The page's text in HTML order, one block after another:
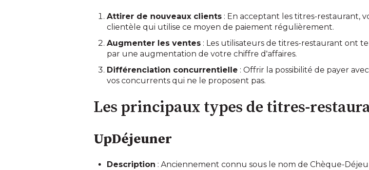
Attirer de nouveaux clients : En acceptant les titres-restaurant,
clientèle qui utilise ce moyen de paiement régulièrement.
Augmenter les ventes : Les utilisateurs de titres-restaurant ont
par une augmentation de votre chiffre d'affaires.
Différenciation concurrentielle : Offrir la possibilité de payer
vos concurrents qui ne le proposent pas.
Les principaux types de titres-
UpDéjeuner
Description : Anciennement connu sous le nom de Chèque-